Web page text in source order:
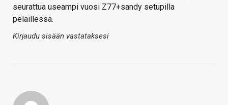
seurattua useampi vuosi Z77+sandy setupilla
pelaillessa.
Kirjaudu sisään vastataksesi